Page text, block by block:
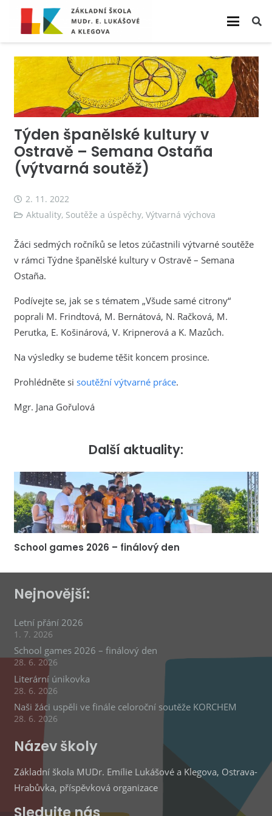
Týden španělské kultury v
Ostravě – Semana Ostaña
(výtvarná soutěž)
2. 11. 2022
Aktuality, Soutěže a úspěchy, Výtvarná výchova
Žáci sedmých ročníků se letos zúčastnili výtvarné soutěže
v rámci Týdne španělské kultury v Ostravě – Semana
Ostaña.
Podívejte se, jak se s tématem „Všude samé citrony“
poprali M. Frindtová, M. Bernátová, N. Račková, M.
Perutka, E. Košinárová, V. Kripnerová a K. Mazůch.
Na výsledky se budeme těšit koncem prosince.
Prohlédněte si soutěžní výtvarné práce.
Mgr. Jana Gořulová
Další aktuality:
School games 2026 – finálový den
Nejnovější:
Letní přání 2026
1. 7. 2026
School games 2026 – finálový den
28. 6. 2026
Literární únikovka
28. 6. 2026
Naši žáci uspěli ve finále celoroční soutěže KORCHEM
28. 6. 2026
Název školy
Základní škola MUDr. Emílie Lukášové a Klegova, Ostrava-
Hrabůvka, příspěvková organizace
Sledujte nás